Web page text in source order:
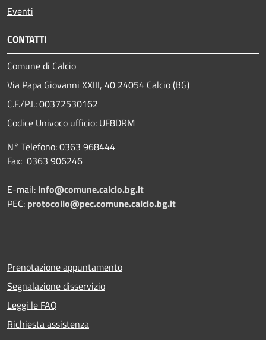
Eventi
CONTATTI
Comune di Calcio
Via Papa Giovanni XXIII, 40 24054 Calcio (BG)
C.F./P.I.: 00372530162
Codice Univoco ufficio: UF8DRM
N° Telefono: 0363 968444
Fax: 0363 906246
E-mail: info@comune.calcio.bg.it
PEC: protocollo@pec.comune.calcio.bg.it
Prenotazione appuntamento
Segnalazione disservizio
Leggi le FAQ
Richiesta assistenza